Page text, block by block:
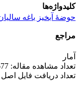
کلیدواژه‌ها
حوضۀ آبخیز باغه‏
مراجع
آمار
تعداد مشاهده مقاله: 3,577
تعداد دریافت فایل اصل